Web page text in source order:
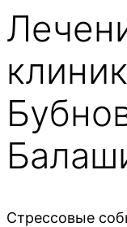
Стрессовые